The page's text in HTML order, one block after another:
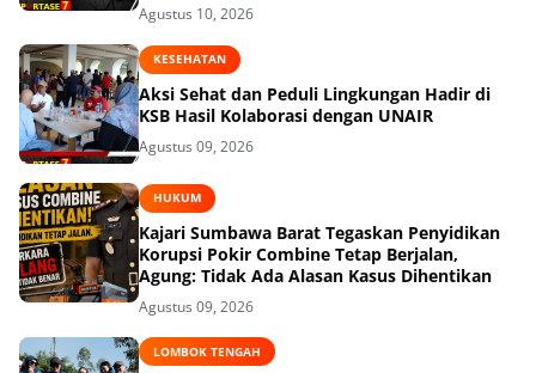
Agustus 10, 2026
KESEHATAN
Aksi Sehat dan Peduli Lingkungan Hadir di
KSB Hasil Kolaborasi dengan UNAIR
Agustus 09, 2026
HUKUM
Kajari Sumbawa Barat Tegaskan Penyidikan
Korupsi Pokir Combine Tetap Berjalan,
Agung: Tidak Ada Alasan Kasus Dihentikan
Agustus 09, 2026
LOMBOK TENGAH